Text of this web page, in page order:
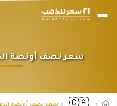
سعر نصف أونصة الذهب
سعر نصف أونصة الذهب عيار